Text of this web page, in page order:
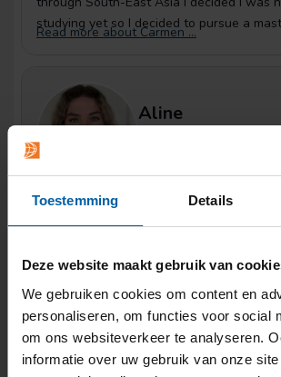
Toestemming Details
Deze website maakt gebruik van
We gebruiken cookies om content en
personaliseren, om functies voor social
om ons websiteverkeer te analyseren.
informatie over uw gebruik van onze